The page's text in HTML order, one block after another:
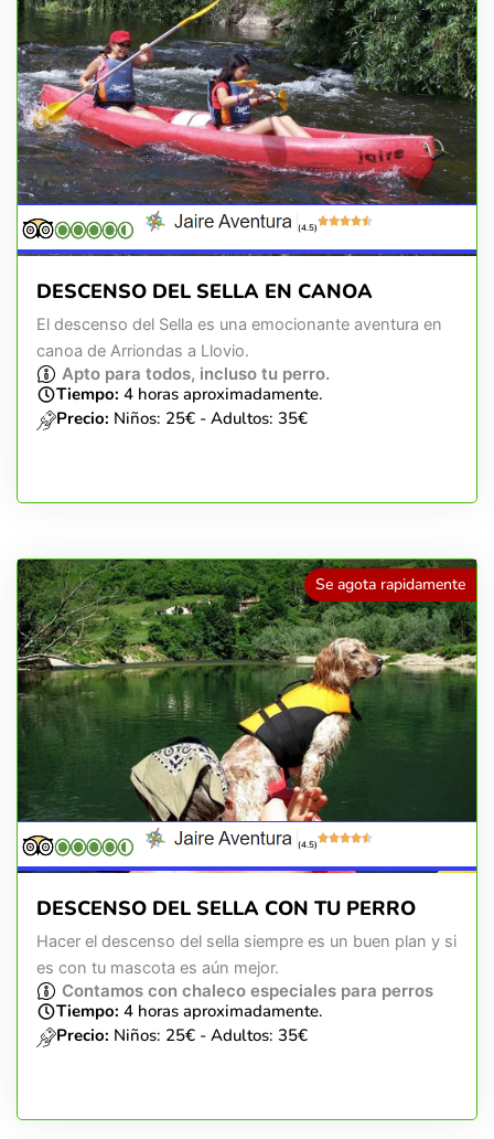
(4.5)
DESCENSO DEL SELLA EN CANOA
El descenso del Sella es una emocionante aventura en
canoa de Arriondas a Llovio.
Apto para todos, incluso tu perro.
Tiempo: 4 horas aproximadamente.
Precio: Niños: 25€ - Adultos: 35€
Se agota rapidamente
(4.5)
DESCENSO DEL SELLA CON TU PERRO
Hacer el descenso del sella siempre es un buen plan y si
es con tu mascota es aún mejor.
Contamos con chaleco especiales para perros
Tiempo: 4 horas aproximadamente.
Precio: Niños: 25€ - Adultos: 35€